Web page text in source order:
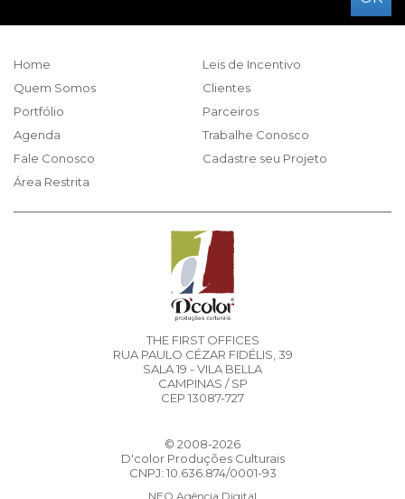
Home
Quem Somos
Portfólio
Leis de Incentivo
Clientes
Parceiros
Agenda
Fale Conosco
Área Restrita
Trabalhe Conosco
Cadastre seu Projeto
THE FIRST OFFICES
RUA PAULO CÉZAR FIDÉLIS, 39
SALA 19 - VILA BELLA
CAMPINAS / SP
CEP 13087-727
© 2008-2026
D'color Produções Culturais
CNPJ: 10.636.874/0001-93
NEO Agência Digital